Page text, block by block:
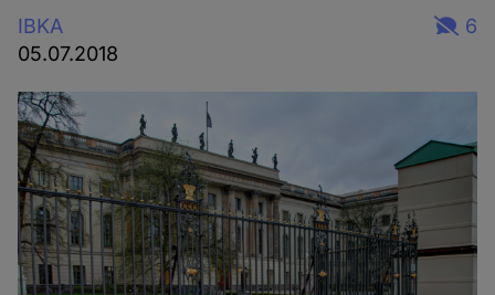
IBKA
05.07.2018
6